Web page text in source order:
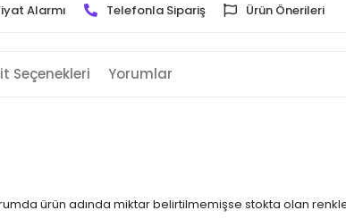
Alarmı Telefonla Sipariş Ürün Önerileri
Seçenekleri Yorumlar
ürün adında miktar belirtilmemişse stokta olan